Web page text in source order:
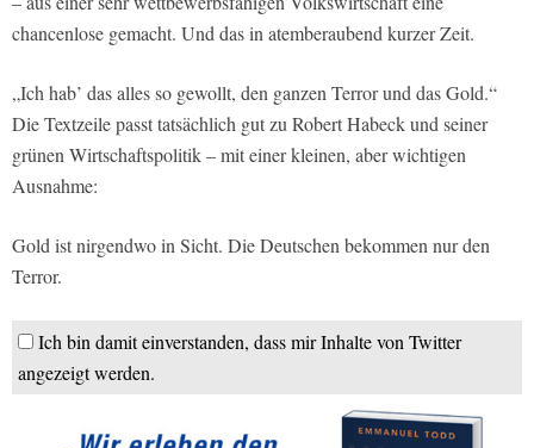
chancenlose gemacht. Und das in atemberaubend kurzer Zeit.
„Ich hab’ das alles so gewollt, den ganzen Terror und das Gold.“
Die Textzeile passt tatsächlich gut zu Robert Habeck und seiner
grünen Wirtschaftspolitik – mit einer kleinen, aber wichtigen
Ausnahme:
Gold ist nirgendwo in Sicht. Die Deutschen bekommen nur den
Terror.
Ich bin damit einverstanden, dass mir Inhalte von Twitter
angezeigt werden.